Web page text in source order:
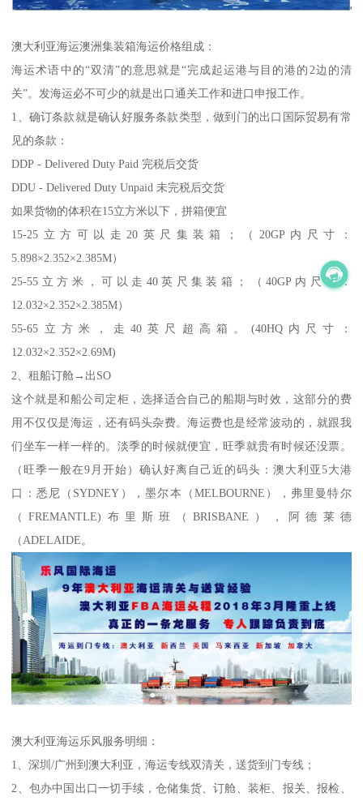
澳大利亚海运澳洲集装箱海运价格组成：
海运术语中的“双清”的意思就是“完成起运港与目的港的2边的清
关”。发海运必不可少的就是出口通关工作和进口申报工作。
1、确订条款就是确认好服务条款类型，做到门的出口国际贸易有常
见的条款：
DDP - Delivered Duty Paid 完税后交货
DDU - Delivered Duty Unpaid 未完税后交货
如果货物的体积在15立方米以下，拼箱便宜
15-25立方可以走20英尺集装箱；（20GP内尺寸：
5.898×2.352×2.385M）
25-55立方米，可以走40英尺集装箱；（40GP内尺寸：
12.032×2.352×2.385M）
55-65立方米，走40英尺超高箱。(40HQ内尺寸：
12.032×2.352×2.69M)
2、租船订舱→出SO
这个就是和船公司定柜，选择适合自己的船期与时效，这部分的费
用不仅仅是海运，还有码头杂费。海运费也是经常波动的，就跟我
们坐车一样一样的。淡季的时候就便宜，旺季就贵有时候还没票。
（旺季一般在9月开始）确认好离自己近的码头：澳大利亚5大港
口：悉尼（SYDNEY），墨尔本（MELBOURNE），弗里曼特尔
（FREMANTLE)布里斯班（BRISBANE），阿德莱德
（ADELAIDE。
澳大利亚海运乐风服务明细：
1、深圳/广州到澳大利亚，海运专线双清关，送货到门专线；
2、包办中国出口一切手续，仓储集货、订舱、装柜、报关、报检、